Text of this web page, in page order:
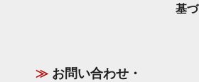
基
お問い合わせ・